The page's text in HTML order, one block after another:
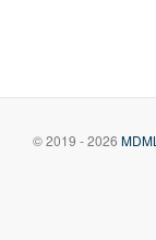
© 2019 - 2026 MDML